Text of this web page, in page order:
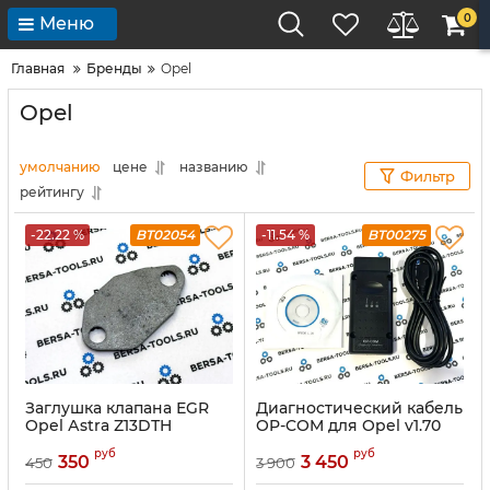
Меню 0
Главная Бренды Opel
Opel
умолчанию цене
названию
рейтингу
Фильтр
-22.22 % BT02054
Зaглушкa клапана ЕGR
Oрel Аstrа Z13DТH
450 350 руб
-11.54 % BT00275
Диагностический кабель
OP-COM для Opel v1.70
3 900 3 450 руб